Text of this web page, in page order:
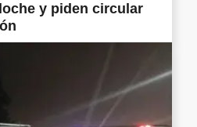
y piden circular